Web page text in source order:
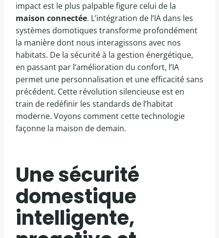
impact est le plus palpable figure celui de la
maison connectée. L’intégration de l’IA dans les
systèmes domotiques transforme profondément
la manière dont nous interagissons avec nos
habitats. De la sécurité à la gestion énergétique,
en passant par l’amélioration du confort, l’IA
permet une personnalisation et une efficacité sans
précédent. Cette révolution silencieuse est en
train de redéfinir les standards de l’habitat
moderne. Voyons comment cette technologie
façonne la maison de demain.
Une sécurité
domestique
intelligente,